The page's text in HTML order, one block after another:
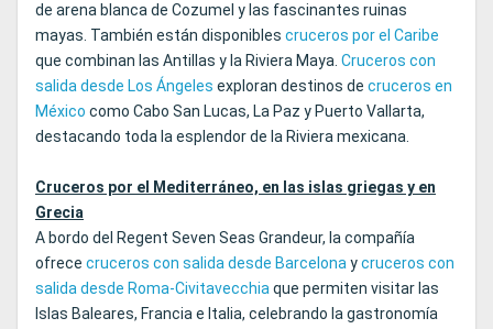
de arena blanca de Cozumel y las fascinantes ruinas
mayas. También están disponibles cruceros por el Caribe
que combinan las Antillas y la Riviera Maya. Cruceros con
salida desde Los Ángeles exploran destinos de cruceros en
México como Cabo San Lucas, La Paz y Puerto Vallarta,
destacando toda la esplendor de la Riviera mexicana.
Cruceros por el Mediterráneo, en las islas griegas y en
Grecia
A bordo del Regent Seven Seas Grandeur, la compañía
ofrece cruceros con salida desde Barcelonaycruceros con
salida desde Roma-Civitavecchiaque permiten visitar las
Islas Baleares, Francia e Italia, celebrando la gastronomía